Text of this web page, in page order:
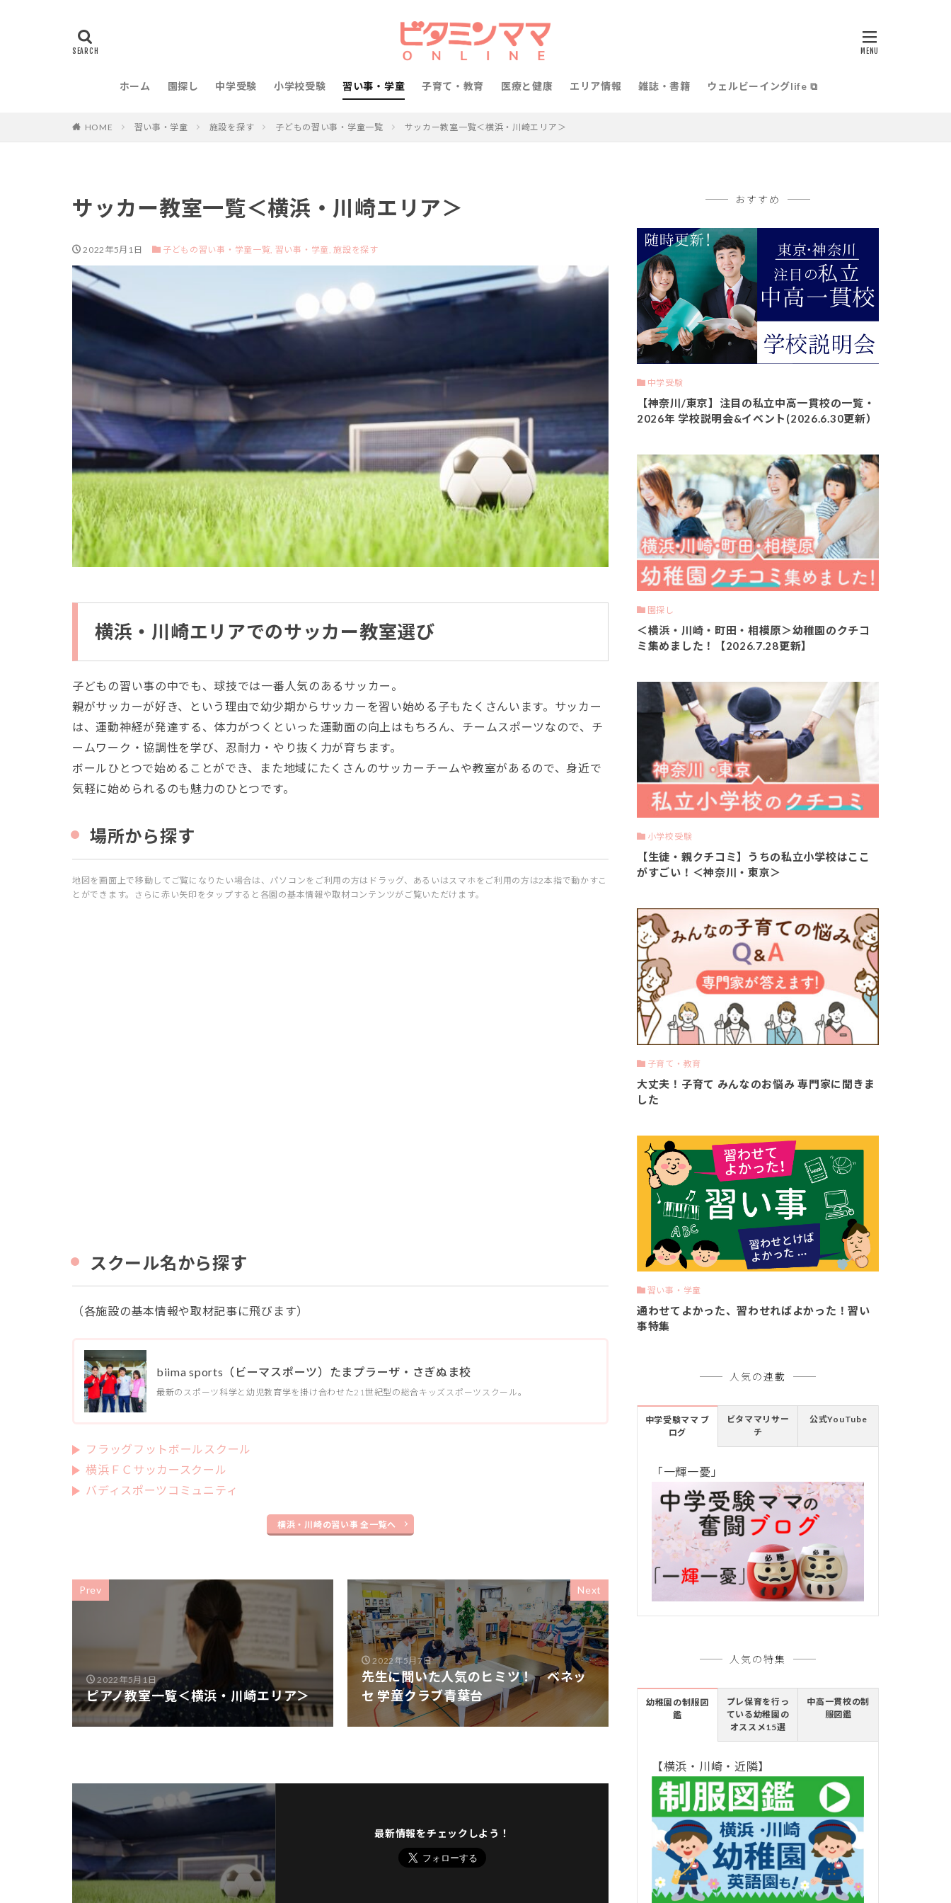
ホーム 園探し 中学受験 小学校受験 習い事・学童 子育て・教育 医療と健康 エリア情報 雑誌・書籍 ウェルビーイングlife ⧉
HOME 習い事・学童 施設を探す 子どもの習い事・学童一覧 サッカー教室一覧＜横浜・川崎エリア＞
サッカー教室一覧＜横浜・川崎エリア＞
2022年5月1日 子どもの習い事・学童一覧, 習い事・学童, 施設を探す
横浜・川崎エリアでのサッカー教室選び
子どもの習い事の中でも、球技では一番人気のあるサッカー。
親がサッカーが好き、という理由で幼少期からサッカーを習い始める子もたくさんいます。サッカー
は、運動神経が発達する、体力がつくといった運動面の向上はもちろん、チームスポーツなので、チ
ームワーク・協調性を学び、忍耐力・やり抜く力が育ちます。
ボールひとつで始めることができ、また地域にたくさんのサッカーチームや教室があるので、身近で
気軽に始められるのも魅力のひとつです。
場所から探す
地図を画面上で移動してご覧になりたい場合は、パソコンをご利用の方はドラッグ、あるいはスマホをご利用の方は2本指で動かすこ
とができます。さらに赤い矢印をタップすると各園の基本情報や取材コンテンツがご覧いただけます。
スクール名から探す
（各施設の基本情報や取材記事に飛びます）
biima sports（ビーマスポーツ）たまプラーザ・さぎぬま校
最新のスポーツ科学と幼児教育学を掛け合わせた21世紀型の総合キッズスポーツスクール。
フラッグフットボールスクール
横浜ＦＣサッカースクール
バディスポーツコミュニティ
横浜・川崎の習い事 全一覧へ
Prev
2022年5月1日
ピアノ教室一覧＜横浜・川崎エリア＞
Next
2022年5月7日
先生に聞いた人気のヒミツ！ ベネッ
セ 学童クラブ青葉台
最新情報をチェックしよう！
おすすめ
中学受験
【神奈川/東京】注目の私立中高一貫校の一覧・
2026年 学校説明会&イベント(2026.6.30更新）
園探し
＜横浜・川崎・町田・相模原＞幼稚園のクチコ
ミ集めました！【2026.7.28更新】
小学校受験
【生徒・親クチコミ】うちの私立小学校はここ
がすごい！＜神奈川・東京＞
子育て・教育
大丈夫！子育て みんなのお悩み 専門家に聞きま
した
習い事・学童
通わせてよかった、習わせればよかった！習い
事特集
人気の連載
中学受験ママ ブ
ログ
ビタママリサー
チ
公式YouTube
「一輝一憂」
人気の特集
幼稚園の制服図
鑑
プレ保育を行っ
ている幼稚園の
オススメ15選
中高一貫校の制
服図鑑
【横浜・川崎・近隣】